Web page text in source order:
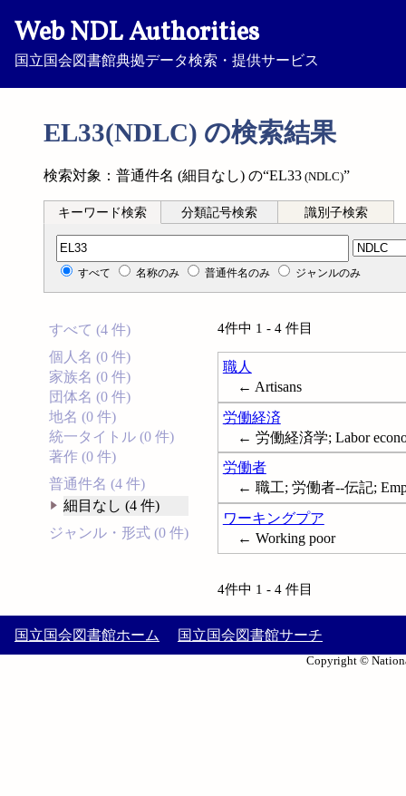
Web NDL Authorities
国立国会図書館典拠データ検索・提供サービス
EL33(NDLC) の検索結果
検索対象：普通件名 (細目なし) の“EL33 (NDLC)”
キーワード検索 分類記号検索 識別子検索
分類記号検索
すべて 名称のみ 普通件名のみ ジャンルのみ
すべて (4 件)
個人名 (0 件)
家族名 (0 件)
団体名 (0 件)
地名 (0 件)
統一タイトル (0 件)
著作 (0 件)
普通件名 (4 件)
細目なし (4 件)
ジャンル・形式 (0 件)
4件中 1 - 4 件目
職人
← Artisans
労働経済
← 労働経済学; Labor
労働者
← 職工; 労働者--伝記;
ワーキングプア
← Working poor
4件中 1 - 4 件目
国立国会図書館ホーム 国立国会図書館サーチ
Copyright ©